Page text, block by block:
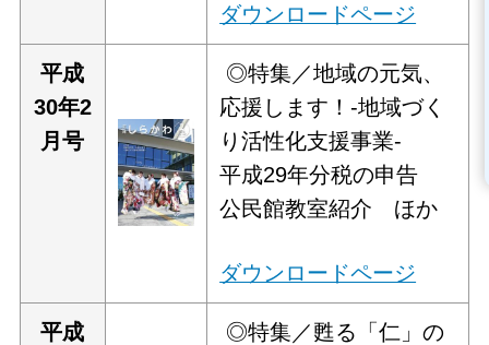
ダウンロードページ
平成
30年2
月号
◎特集／地域の元気、
応援します！-地域づく
り活性化支援事業-
平成29年分税の申告
公民館教室紹介 ほか
ダウンロードページ
平成
◎特集／甦る「仁」の